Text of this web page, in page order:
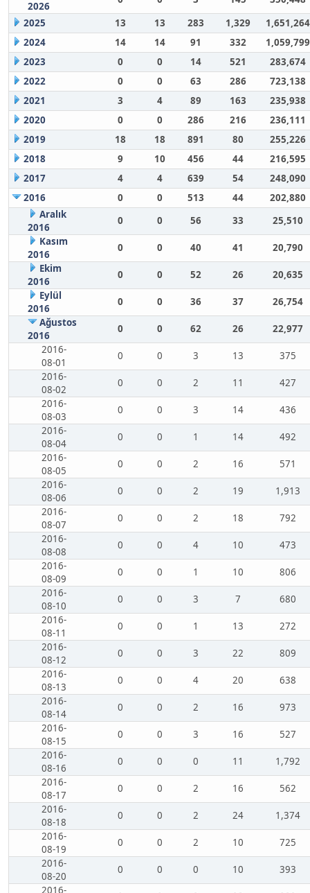
2026
2025
13 13 283 1,329
1,651,264
2024
14 14 91 332
1,059,799
2023
0 0 14 521
283,674
2022
0 0 63 286
723,138
2021
3 4 89 163
235,938
2020
0 0 286 216
236,111
2019
18 18 891 80
255,226
2018
9 10 456 44
216,595
2017
4 4 639 54
248,090
2016
0 0 513 44
202,880
Aralık
2016
0 0 56 33
25,510
Kasım
2016
0 0 40 41
20,790
Ekim
2016
0 0 52 26
20,635
Eylül
2016
0 0 36 37
26,754
Ağustos
2016
0 0 62 26
22,977
2016-
08-01
0 0 3 13
375
2016-
08-02
0 0 2 11
427
2016-
08-03
0 0 3 14
436
2016-
08-04
0 0 1 14
492
2016-
08-05
0 0 2 16
571
2016-
08-06
0 0 2 19
1,913
2016-
08-07
0 0 2 18
792
2016-
08-08
0 0 4 10
473
2016-
08-09
0 0 1 10
806
2016-
08-10
0 0 3 7
680
2016-
08-11
0 0 1 13
272
2016-
08-12
0 0 3 22
809
2016-
08-13
0 0 4 20
638
2016-
08-14
0 0 2 16
973
2016-
08-15
0 0 3 16
527
2016-
08-16
0 0 0 11
1,792
2016-
08-17
0 0 2 16
562
2016-
08-18
0 0 2 24
1,374
2016-
08-19
0 0 2 10
725
2016-
08-20
0 0 0 10
393
2016-